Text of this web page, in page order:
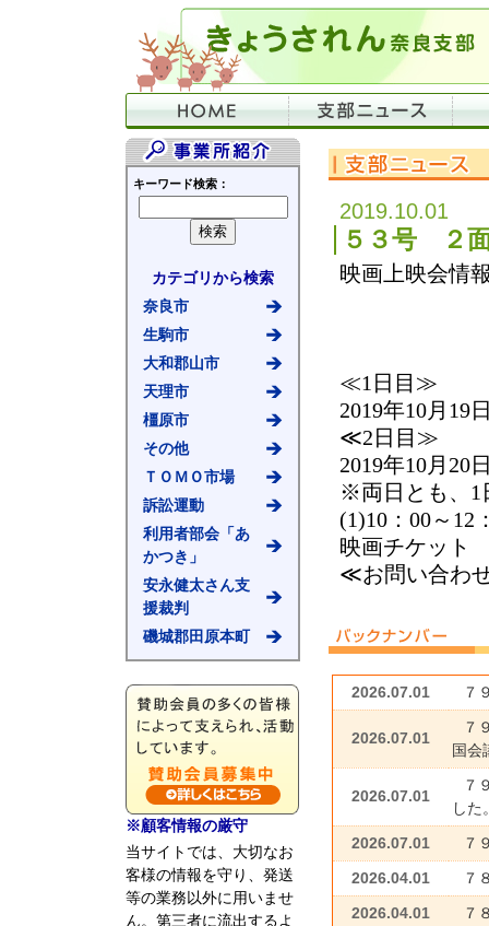
キーワード検索：
カテゴリから検索
奈良市
生駒市
大和郡山市
天理市
橿原市
その他
ＴＯＭＯ市場
訴訟運動
利用者部会「あ
かつき」
安永健太さん支
援裁判
磯城郡田原本町
※顧客情報の厳守
当サイトでは、大切なお
客様の情報を守り、発送
等の業務以外に用いませ
ん。第三者に流出するよ
2019.10.01
５３号 ２
映画上映会情
≪1日目≫
2019年10月
≪2日目≫
2019年10月
※両日とも、1
(1)10：00～
映画チケット
≪お問い合わ
2026.07.01 ７
2026.07.01
７
国会
2026.07.01
７
した
2026.07.01 ７
2026.04.01 ７
2026.04.01 ７